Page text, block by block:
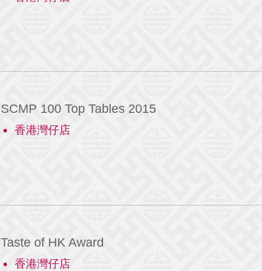
SCMP 100 Top Tables 2015
香港灣仔店
Taste of HK Award
香港灣仔店